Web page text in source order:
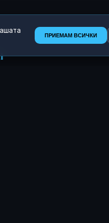
ПРИЕМАМ ВСИЧКИ